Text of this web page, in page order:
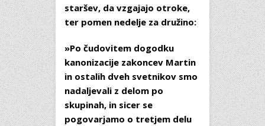
staršev, da vzgajajo otroke,
ter pomen nedelje za družino:
»Po čudovitem dogodku
kanonizacije zakoncev Martin
in ostalih dveh svetnikov smo
nadaljevali z delom po
skupinah, in sicer se
pogovarjamo o tretjem delu